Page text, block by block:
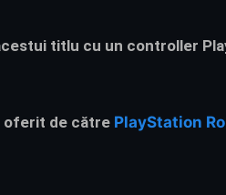
titlu cu un controller
oferit de către PlayStation